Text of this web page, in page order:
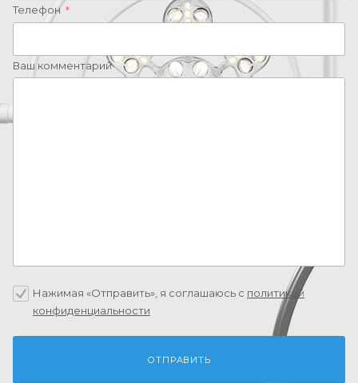
Телефон *
Ваш комментарий
Нажимая «Отправить», я соглашаюсь c политикой
конфиденциальности